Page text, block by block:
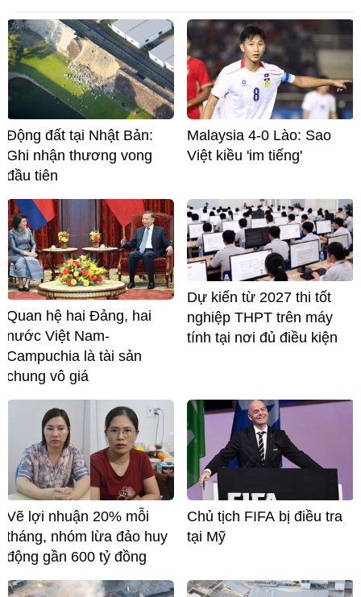
Động đất tại Nhật Bản:
Ghi nhận thương vong
đầu tiên
Malaysia 4-0 Lào: Sao
Việt kiều 'im tiếng'
Quan hệ hai Đảng, hai
nước Việt Nam-
Campuchia là tài sản
chung vô giá ​
Dự kiến từ 2027 thi tốt
nghiệp THPT trên máy
tính tại nơi đủ điều kiện
Vẽ lợi nhuận 20% mỗi
tháng, nhóm lừa đảo huy
động gần 600 tỷ đồng
Chủ tịch FIFA bị điều tra
tại Mỹ